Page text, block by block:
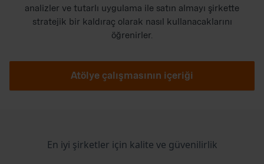
analizler ve tutarlı uygulama ile satın almayı şirkette
stratejik bir kaldıraç olarak nasıl kullanacaklarını
öğrenirler.
Atölye çalışmasının içeriği
En iyi şirketler için kalite ve güvenilirlik